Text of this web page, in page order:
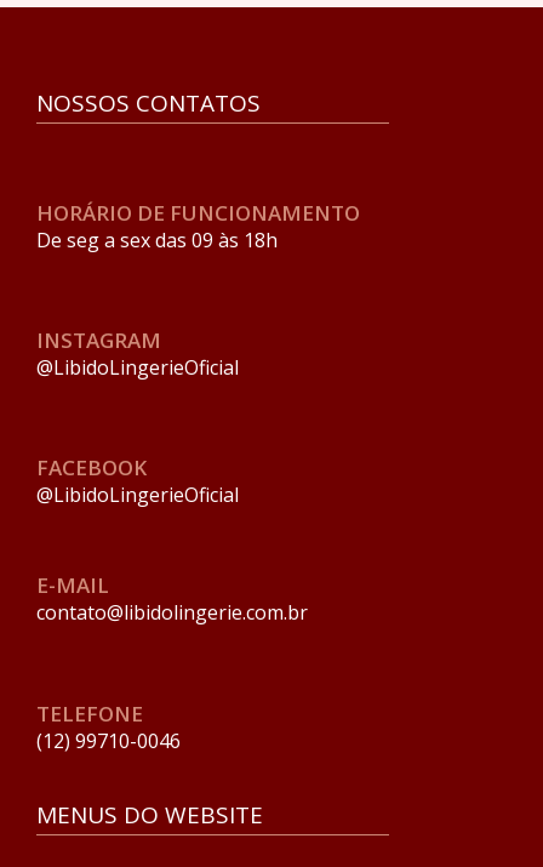
NOSSOS CONTATOS
HORÁRIO DE FUNCIONAMENTO
De seg a sex das 09 às 18h
INSTAGRAM
@LibidoLingerieOficial
FACEBOOK
@LibidoLingerieOficial
E-MAIL
contato@libidolingerie.com.br
TELEFONE
(12) 99710-0046
MENUS DO WEBSITE